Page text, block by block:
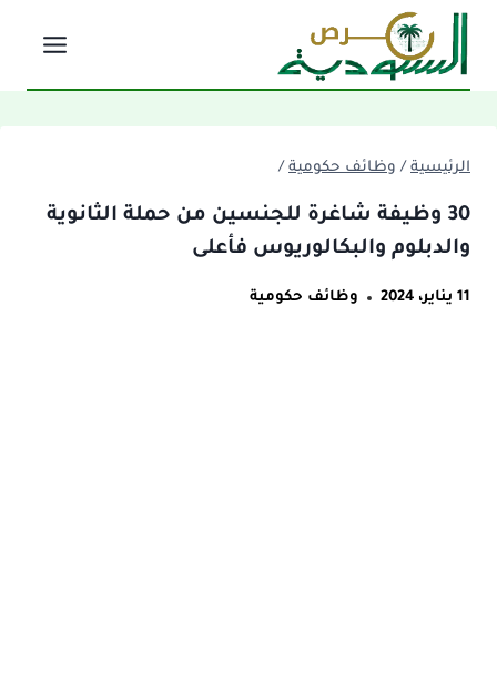
التجاوز
المحتوى
الرئيسية / وظائف حكومية /
30 وظيفة شاغرة للجنسين من حملة الثانوية
والدبلوم والبكالوريوس فأعلى
11 يناير، 2024 وظائف حكومية